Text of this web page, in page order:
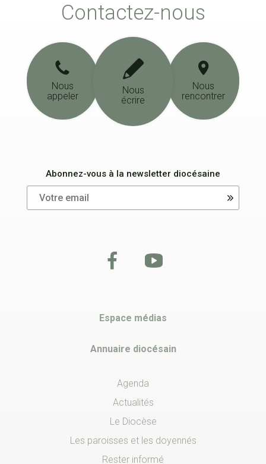
Contactez-nous
Nous
appeler
Nous
écrire
Nous
rencontrer
Abonnez-vous à la newsletter diocésaine
Espace médias
Annuaire diocésain
Agenda
Actualités
Le Diocèse
Les paroisses et les doyennés
Rester informé